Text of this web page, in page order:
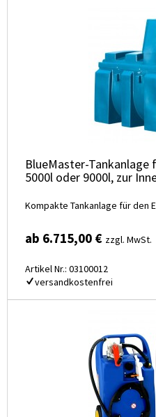
BlueMaster-Tankanlage
5000l oder 9000l, zur
Kompakte Tankanlage für den
ab 6.715,00 € zzgl. MwSt.
Artikel Nr.: 03100012
versandkostenfrei